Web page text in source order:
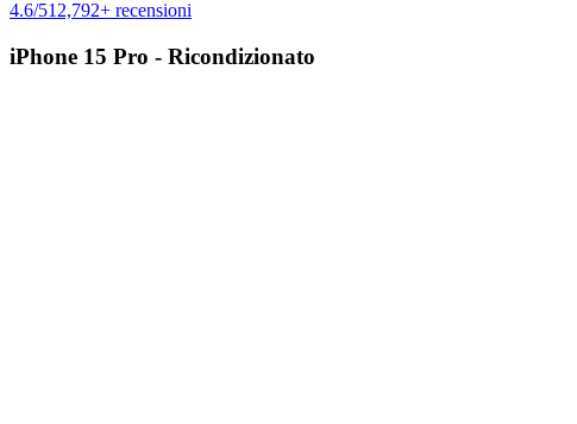
4.6/512,792+ recensioni
iPhone 15 Pro - Ricondizionato